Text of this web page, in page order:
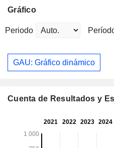
Gráfico
Periodo
GAU: Gráfico dinámico
Cuenta de Resultados y